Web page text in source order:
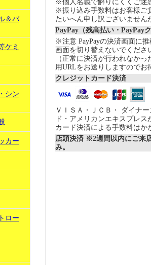
＆パ
ケミ
シン
カー
ロー
※個人名義で解りにくくご迷
※振り込み手数料はお客様ご
たいへん申し訳ございません
PayPay（残高払い・PayPay
※注意 PayPayの決済画面に
画面を切り替えないでくださ
（正常に決済が行われなか
用URLをお送りしますのでお
クレジットカード決済
ＶＩＳＡ・ＪＣＢ・ ダイナ
ド・アメリカンエキスプレ
カード決済による手数料はか
店頭決済 ※2週間以内にご来
み。